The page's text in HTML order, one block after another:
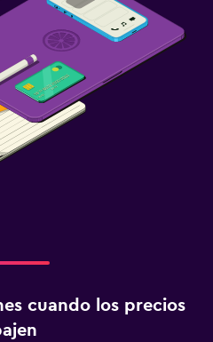
cuando los precios